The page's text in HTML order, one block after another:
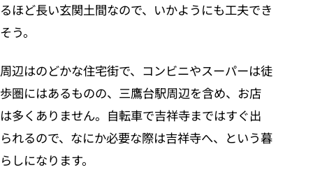
るほど長い玄関土間なので、いかようにも工夫でき
そう。
周辺はのどかな住宅街で、コンビニやスーパーは徒
歩圏にはあるものの、三鷹台駅周辺を含め、お店
は多くありません。自転車で吉祥寺まではすぐ出
られるので、なにか必要な際は吉祥寺へ、という暮
らしになります。